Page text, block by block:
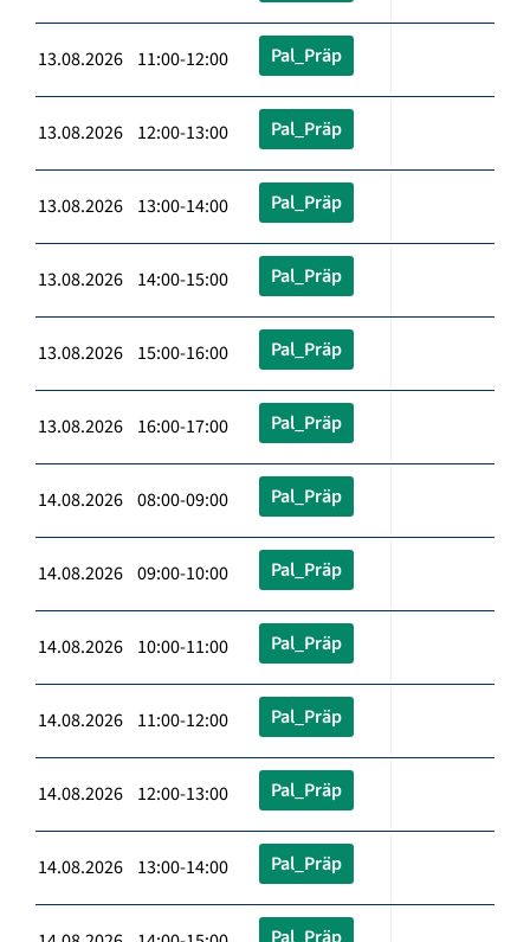
13.08.2026 11:00-12:00 Pal_Präp
13.08.2026 12:00-13:00 Pal_Präp
13.08.2026 13:00-14:00 Pal_Präp
13.08.2026 14:00-15:00 Pal_Präp
13.08.2026 15:00-16:00 Pal_Präp
13.08.2026 16:00-17:00 Pal_Präp
14.08.2026 08:00-09:00 Pal_Präp
14.08.2026 09:00-10:00 Pal_Präp
14.08.2026 10:00-11:00 Pal_Präp
14.08.2026 11:00-12:00 Pal_Präp
14.08.2026 12:00-13:00 Pal_Präp
14.08.2026 13:00-14:00 Pal_Präp